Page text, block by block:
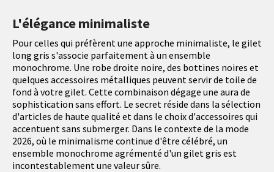
L'élégance minimaliste
Pour celles qui préfèrent une approche minimaliste, le gilet
long gris s'associe parfaitement à un ensemble
monochrome. Une robe droite noire, des bottines noires et
quelques accessoires métalliques peuvent servir de toile de
fond à votre gilet. Cette combinaison dégage une aura de
sophistication sans effort. Le secret réside dans la sélection
d'articles de haute qualité et dans le choix d'accessoires qui
accentuent sans submerger. Dans le contexte de la mode
2026, où le minimalisme continue d'être célébré, un
ensemble monochrome agrémenté d'un gilet gris est
incontestablement une valeur sûre.